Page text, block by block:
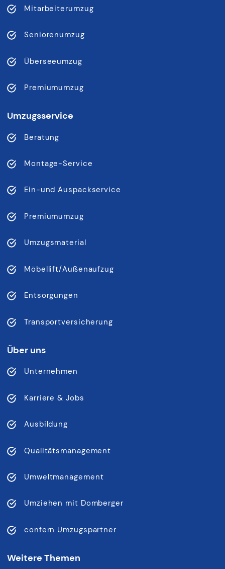
Mitarbeiterumzug
Seniorenumzug
Überseeumzug
Premiumumzug
Umzugsservice
Beratung
Montage-Service
Ein-und Auspackservice
Premiumumzug
Umzugsmaterial
Möbellift/Außenaufzug
Entsorgungen
Transportversicherung
Über uns
Unternehmen
Karriere & Jobs
Ausbildung
Qualitätsmanagement
Umweltmanagement
Umziehen mit Domberger
confern Umzugspartner
Weitere Themen